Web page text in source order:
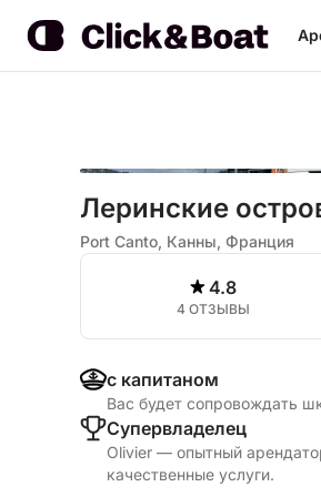
Леринские
Port Canto, Канны, Франция
4.8
4 ОТЗЫВЫ
с капитаном
Вас будет сопровождать
Cупервладелец
Olivier — опытный
качественные услуги.